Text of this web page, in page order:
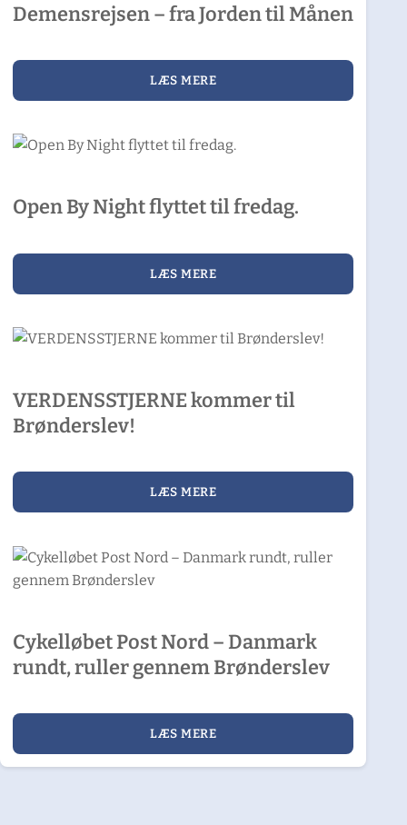
Demensrejsen – fra Jorden til Månen
LÆS MERE
Open By Night flyttet til fredag.
LÆS MERE
VERDENSSTJERNE kommer til
Brønderslev!
LÆS MERE
Cykelløbet Post Nord – Danmark
rundt, ruller gennem Brønderslev
LÆS MERE